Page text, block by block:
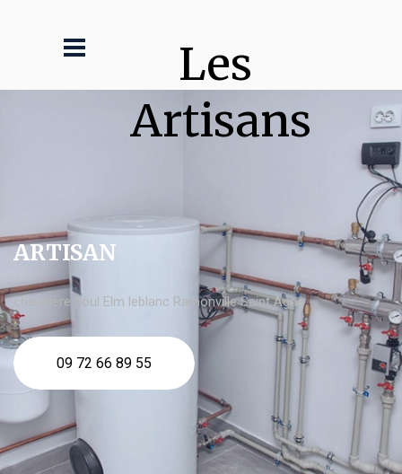
Les
Artisans
ARTISAN
chaudière fioul Elm leblanc Ramonville Saint Agne
09 72 66 89 55